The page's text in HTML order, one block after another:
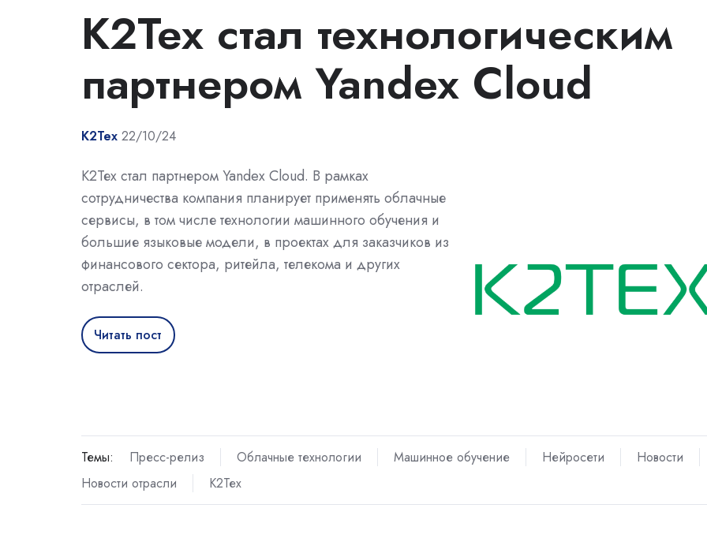
К2Тех стал технологическим
партнером Yandex Cloud
К2Тех 22/10/24
К2Тех стал партнером Yandex Cloud. В рамках
сотрудничества компания планирует применять облачные
сервисы, в том числе технологии машинного обучения и
большие языковые модели, в проектах для заказчиков из
финансового сектора, ритейла, телекома и других
отраслей.
Читать пост
Темы: Пресс-релиз Облачные технологии Машинное обучение Нейросети
Новости
Новости отрасли
К2Тех